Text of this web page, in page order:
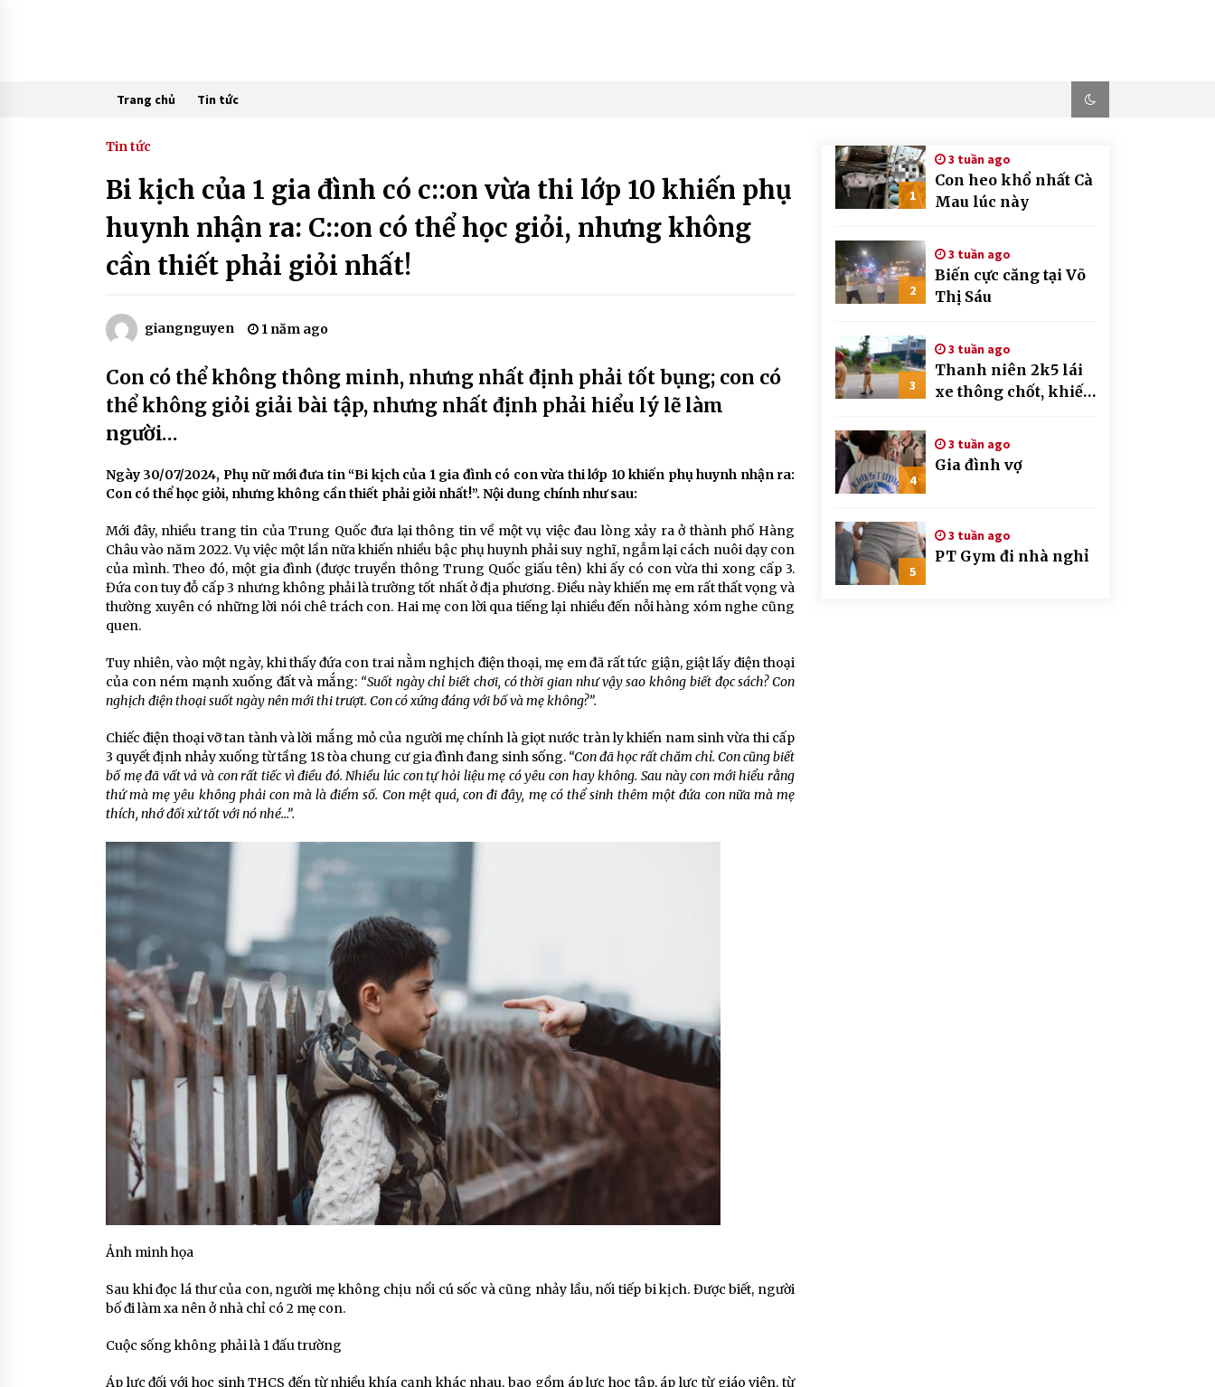
Trang chủ Tin tức
Tin tức
Bi kịch của 1 gia đình có c::on vừa thi lớp 10 khiến phụ
huynh nhận ra: C::on có thể học giỏi, nhưng không
cần thiết phải giỏi nhất!
giangnguyen 1 năm ago
Con có thể không thông minh, nhưng nhất định phải tốt bụng; con có
thể không giỏi giải bài tập, nhưng nhất định phải hiểu lý lẽ làm
người…
Ngày 30/07/2024, Phụ nữ mới đưa tin “Bi kịch của 1 gia đình có con vừa thi lớp 10 khiến phụ huynh nhận ra:
Con có thể học giỏi, nhưng không cần thiết phải giỏi nhất!”. Nội dung chính như sau:
Mới đây, nhiều trang tin của Trung Quốc đưa lại thông tin về một vụ việc đau lòng xảy ra ở thành phố Hàng
Châu vào năm 2022. Vụ việc một lần nữa khiến nhiều bậc phụ huynh phải suy nghĩ, ngẫm lại cách nuôi dạy con
của mình. Theo đó, một gia đình (được truyền thông Trung Quốc giấu tên) khi ấy có con vừa thi xong cấp 3.
Đứa con tuy đỗ cấp 3 nhưng không phải là trường tốt nhất ở địa phương. Điều này khiến mẹ em rất thất vọng và
thường xuyên có những lời nói chê trách con. Hai mẹ con lời qua tiếng lại nhiều đến nỗi hàng xóm nghe cũng
quen.
Tuy nhiên, vào một ngày, khi thấy đứa con trai nằm nghịch điện thoại, mẹ em đã rất tức giận, giật lấy điện thoại
của con ném mạnh xuống đất và mắng: “Suốt ngày chỉ biết chơi, có thời gian như vậy sao không biết đọc sách? Con
nghịch điện thoại suốt ngày nên mới thi trượt. Con có xứng đáng với bố và mẹ không?”.
Chiếc điện thoại vỡ tan tành và lời mắng mỏ của người mẹ chính là giọt nước tràn ly khiến nam sinh vừa thi cấp
3 quyết định nhảy xuống từ tầng 18 tòa chung cư gia đình đang sinh sống. “Con đã học rất chăm chỉ. Con cũng biết
bố mẹ đã vất vả và con rất tiếc vì điều đó. Nhiều lúc con tự hỏi liệu mẹ có yêu con hay không. Sau này con mới hiểu rằng
thứ mà mẹ yêu không phải con mà là điểm số. Con mệt quá, con đi đây, mẹ có thể sinh thêm một đứa con nữa mà mẹ
thích, nhớ đối xử tốt với nó nhé…”.
Ảnh minh họa
Sau khi đọc lá thư của con, người mẹ không chịu nổi cú sốc và cũng nhảy lầu, nối tiếp bi kịch. Được biết, người
bố đi làm xa nên ở nhà chỉ có 2 mẹ con.
Cuộc sống không phải là 1 đấu trường
Áp lực đối với học sinh THCS đến từ nhiều khía cạnh khác nhau, bao gồm áp lực học tập, áp lực từ giáo viên, từ
1
3 tuần ago
Con heo khổ nhất Cà
Mau lúc này
2
3 tuần ago
Biến cực căng tại Võ
Thị Sáu
3
3 tuần ago
Thanh niên 2k5 lái
xe thông chốt, khiến
mấy giây
4
3 tuần ago
Gia đình vợ
5
3 tuần ago
PT Gym đi nhà nghỉ